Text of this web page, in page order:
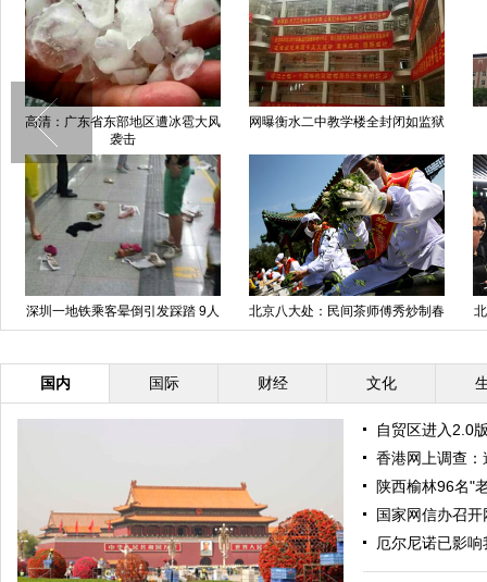
高清：广东省东部地区遭冰雹大风
袭击
网曝衡水二中教学楼全封闭如监狱
深圳一地铁乘客晕倒引发踩踏 9人
受伤
北京八大处：民间茶师傅秀炒制春
茶
国内 国际 财经 文化
自贸区进入2.0
香港网上调查
陕西榆林96名"
国家网信办召
厄尔尼诺已影